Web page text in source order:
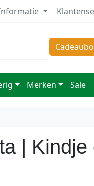
14.00 besteld = zelfde
Merken Sale
| Kindje